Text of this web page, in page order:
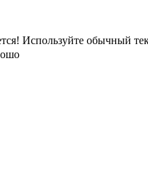
Используйте обычный